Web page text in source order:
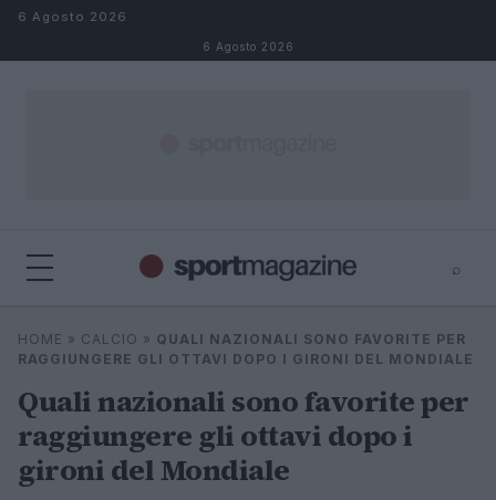
Salta al contenuto
6 Agosto 2026
6 Agosto 2026
⌕
Cerca
⌕ ×
HOME » CALCIO » QUALI NAZIONALI SONO FAVORITE PER
RAGGIUNGERE GLI OTTAVI DOPO I GIRONI DEL MONDIALE
Quali nazionali sono favorite per
raggiungere gli ottavi dopo i
gironi del Mondiale